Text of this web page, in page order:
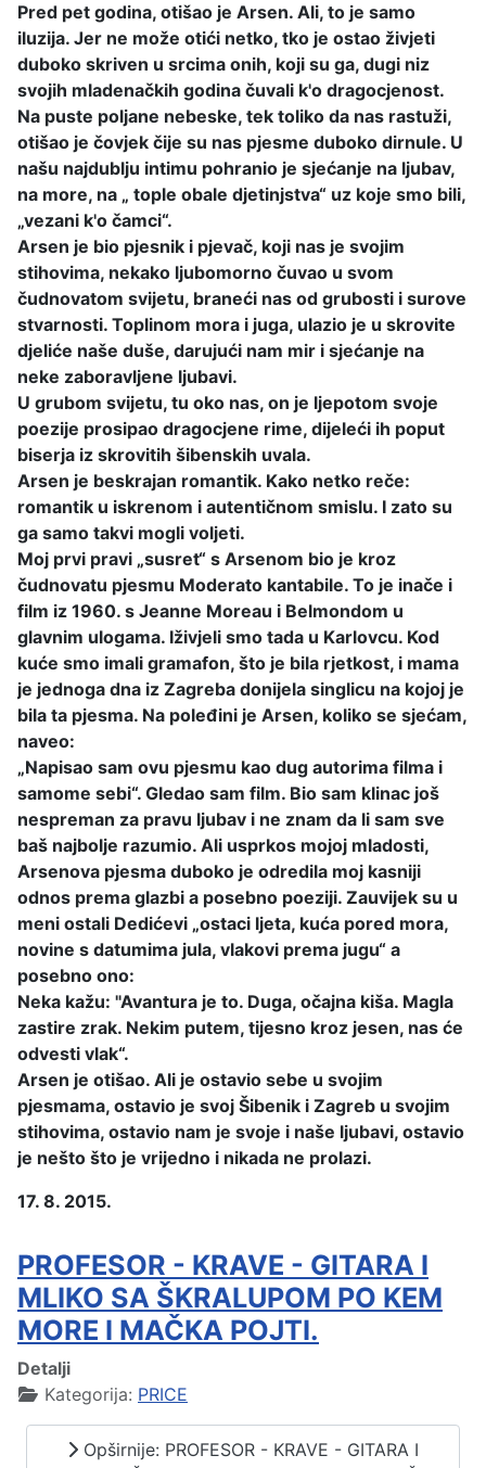
Pred pet godina, otišao je Arsen. Ali, to je samo
iluzija. Jer ne može otići netko, tko je ostao živjeti
duboko skriven u srcima onih, koji su ga, dugi niz
svojih mladenačkih godina čuvali k'o dragocjenost.
Na puste poljane nebeske, tek toliko da nas rastuži,
otišao je čovjek čije su nas pjesme duboko dirnule. U
našu najdublju intimu pohranio je sjećanje na ljubav,
na more, na „ tople obale djetinjstva“ uz koje smo bili,
„vezani k'o čamci“.
Arsen je bio pjesnik i pjevač, koji nas je svojim
stihovima, nekako ljubomorno čuvao u svom
čudnovatom svijetu, braneći nas od grubosti i surove
stvarnosti. Toplinom mora i juga, ulazio je u skrovite
djeliće naše duše, darujući nam mir i sjećanje na
neke zaboravljene ljubavi.
U grubom svijetu, tu oko nas, on je ljepotom svoje
poezije prosipao dragocjene rime, dijeleći ih poput
biserja iz skrovitih šibenskih uvala.
Arsen je beskrajan romantik. Kako netko reče:
romantik u iskrenom i autentičnom smislu. I zato su
ga samo takvi mogli voljeti.
Moj prvi pravi „susret“ s Arsenom bio je kroz
čudnovatu pjesmu Moderato kantabile. To je inače i
film iz 1960. s Jeanne Moreau i Belmondom u
glavnim ulogama. Iživjeli smo tada u Karlovcu. Kod
kuće smo imali gramafon, što je bila rjetkost, i mama
je jednoga dna iz Zagreba donijela singlicu na kojoj je
bila ta pjesma. Na poleđini je Arsen, koliko se sjećam,
naveo:
„Napisao sam ovu pjesmu kao dug autorima filma i
samome sebi“. Gledao sam film. Bio sam klinac još
nespreman za pravu ljubav i ne znam da li sam sve
baš najbolje razumio. Ali usprkos mojoj mladosti,
Arsenova pjesma duboko je odredila moj kasniji
odnos prema glazbi a posebno poeziji. Zauvijek su u
meni ostali Dedićevi „ostaci ljeta, kuća pored mora,
novine s datumima jula, vlakovi prema jugu“ a
posebno ono:
Neka kažu: "Avantura je to. Duga, očajna kiša. Magla
zastire zrak. Nekim putem, tijesno kroz jesen, nas će
odvesti vlak“.
Arsen je otišao. Ali je ostavio sebe u svojim
pjesmama, ostavio je svoj Šibenik i Zagreb u svojim
stihovima, ostavio nam je svoje i naše ljubavi, ostavio
je nešto što je vrijedno i nikada ne prolazi.
17. 8. 2015.
PROFESOR - KRAVE - GITARA I
MLIKO SA ŠKRALUPOM PO KEM
MORE I MAČKA POJTI.
Detalji
Kategorija: PRICE
Opširnije: PROFESOR - KRAVE - GITARA I